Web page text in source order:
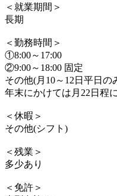
＜就業期間＞
長期
＜勤務時間＞
①8:00～17:00
②9:00～18:00 固定
その他(月10～12日平日
年末にかけては月22日程
＜休暇＞
その他(シフト)
＜残業＞
多少あり
＜免許＞